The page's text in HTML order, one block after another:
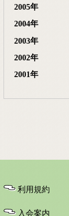
2005年
2004年
2003年
2002年
2001年
利用規約
入会案内